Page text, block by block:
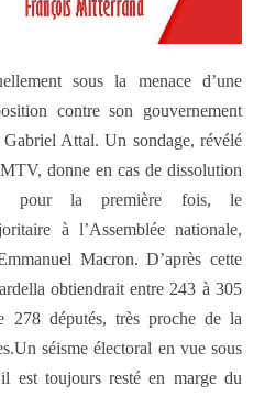
sous la menace d’une
contre son gouvernement
Attal. Un sondage, révélé
donne en cas de dissolution
pour la première fois, le
à l’Assemblée nationale,
Macron. D’après cette
obtiendrait entre 243 à 305
278 députés, très proche de la
séisme électoral en vue sous
est toujours resté en marge du